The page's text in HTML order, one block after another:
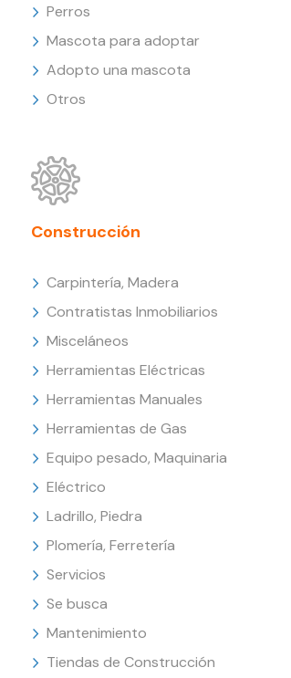
Perros
Mascota para adoptar
Adopto una mascota
Otros
Construcción
Carpintería, Madera
Contratistas Inmobiliarios
Misceláneos
Herramientas Eléctricas
Herramientas Manuales
Herramientas de Gas
Equipo pesado, Maquinaria
Eléctrico
Ladrillo, Piedra
Plomería, Ferretería
Servicios
Se busca
Mantenimiento
Tiendas de Construcción